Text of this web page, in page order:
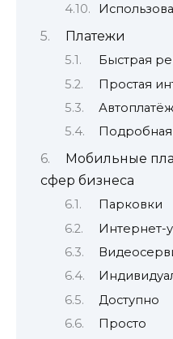
Платежи
Быстрая
Простая
Автоплатёж
Подробная
Мобильные
сфер бизнеса
Парковки
Интернет-
Доступно
Просто